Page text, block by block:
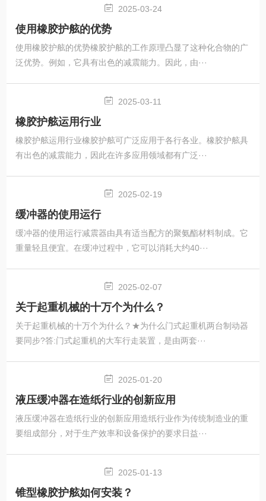
2025-03-24
使用橡胶护舷的优势
使用橡胶护舷的优势橡胶护舷的工作原理凸显了这种化合物的广
泛优势。例如，它具有出色的减震能力。因此，由···
2025-03-11
橡胶护舷运用行业
橡胶护舷运用行业橡胶护舷可广泛应用于各行各业。橡胶护舷具
有出色的减震能力，因此在许多应用领域都有广泛···
2025-02-19
缓冲器的使用运行
缓冲器的使用运行减震器由具有适当配方的聚氨酯材料制成。它
重量轻且便宜。在缓冲过程中，它可以消耗大约40···
2025-02-07
关于起重机械的十万个为什么？
关于起重机械的十万个为什么？★为什么门式起重机两台制动器
要同步?答:门式起重机的大车行走装置，是由两套···
2025-01-20
液压缓冲器在造纸行业的创新应用
液压缓冲器在造纸行业的创新应用造纸行业作为传统制造业的重
要组成部分，对于生产效率和设备保护的要求日益···
2025-01-13
锥型橡胶护舷如何安装？